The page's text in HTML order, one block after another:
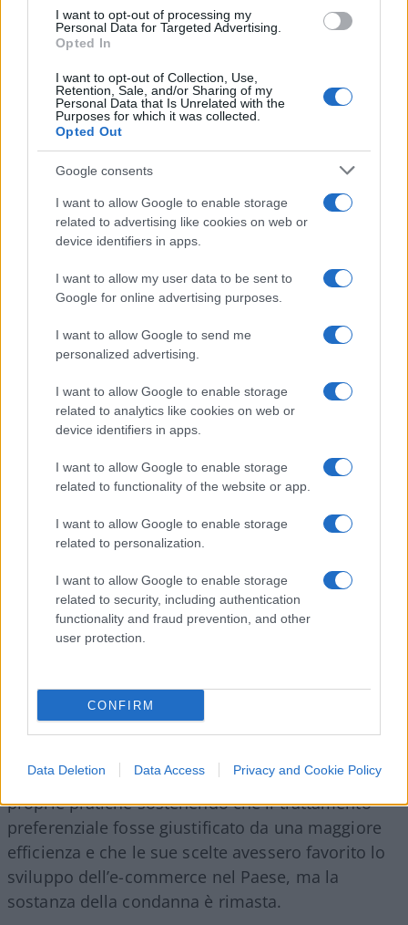
I want to opt-out of processing my
Personal Data for Targeted Advertising.
Opted In
I want to opt-out of Collection, Use,
Retention, Sale, and/or Sharing of my
Personal Data that Is Unrelated with the
Purposes for which it was collected.
Opted Out
Google consents
I want to allow Google to enable storage
related to advertising like cookies on web or
device identifiers in apps.
I want to allow my user data to be sent to
Google for online advertising purposes.
I want to allow Google to send me
personalized advertising.
I want to allow Google to enable storage
related to analytics like cookies on web or
device identifiers in apps.
I want to allow Google to enable storage
related to functionality of the website or app.
I want to allow Google to enable storage
related to personalization.
I want to allow Google to enable storage
related to security, including authentication
functionality and fraud prevention, and other
user protection.
CONFIRM
Data Deletion Data Access Privacy and Cookie Policy
possibilità di salvataggio per un’azienda già in
difficoltà, travolta dallaconcorrenza cinese a
mercato sempre più aggressivo. Due anni dopo il
veto europeo, iRobot è finita inChapter 11,
colpita definitivamente dall’aumento dei costi
legati ai dazi introdotti dagli Stati Uniti nel 2025
L’ironia, secondo molti osservatori, è che il no
dell’Unione Europea, pensato per evitare
un esito ancora più problematico, con l’azienda
destinata a finire nelle mani del suo creditore e
fornitore cinese,Picea Robotics
, sollevando
interrogativi non solo concorrenziali ma anche
politici e di sicurezza.
Lo scontro sul mercato italiano
meno duro.A fine 2021 l’Agcmaveva inflitto ad
maximulta da 1,12 miliardi di euro
per abuso di posizione dominante, accusando il
gruppo di aver favorito il proprio servizio di
logistica a scapito dei concorrenti. Una sanzione
corretto l’impianto del procedimento e sufficienti
le prove raccolte, pur rivedendo la quantificazione
configuravano un abuso. Amazon aveva difeso le
proprie pratiche sostenendo che il trattamento
preferenziale fosse giustificato da una maggiore
efficienza e che le sue scelte avessero favorito lo
sviluppo dell’e-commerce nel Paese, ma la
sostanza della condanna è rimasta.